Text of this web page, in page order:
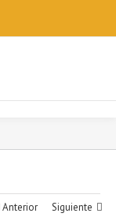
Anterior Siguiente
ofrecerte una mejor
aceptas su uso.